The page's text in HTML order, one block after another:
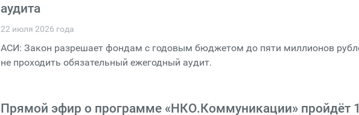
аудита
22 июля 2026 года
АСИ: Закон разрешает фондам с годовым бюджетом до пяти миллионов
не проходить обязательный ежегодный аудит.
Прямой эфир о программе «НКО.Коммуникации» пройдёт